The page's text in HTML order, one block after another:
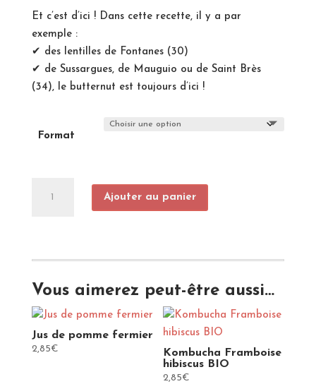
Et c’est d’ici ! Dans cette recette, il y a par
exemple :
✔ des lentilles de Fontanes (30)
✔ de Sussargues, de Mauguio ou de Saint Brès
(34), le butternut est toujours d’ici !
Format
lentilles
Ajouter au panier
Vous aimerez peut-être aussi…
Jus de pomme fermier
2,85€
Kombucha Framboise
hibiscus BIO
2,85€